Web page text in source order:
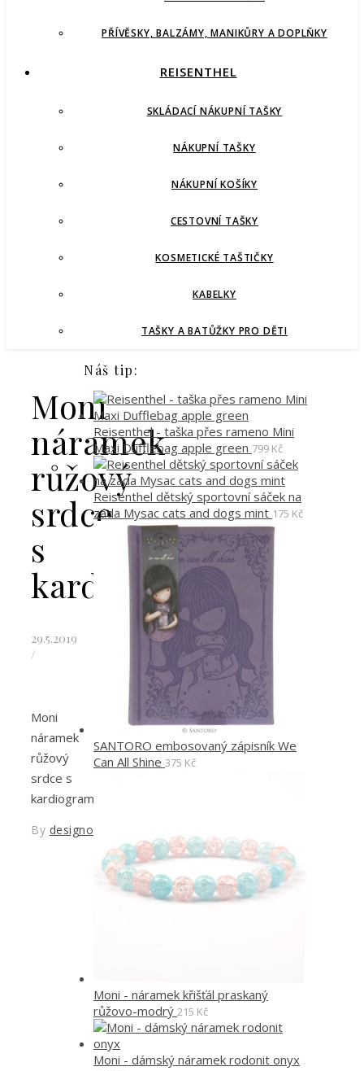
PŘÍVĚSKY, BALZÁMY, MANIKŮRY A DOPLŇKY
REISENTHEL
SKLÁDACÍ NÁKUPNÍ TAŠKY
NÁKUPNÍ TAŠKY
NÁKUPNÍ KOŠÍKY
CESTOVNÍ TAŠKY
KOSMETICKÉ TAŠTIČKY
KABELKY
TAŠKY A BATŮŽKY PRO DĚTI
Moni
náramek
růžový
srdce
s
kardiogramem
29.5.2019
/
Moni
náramek
růžový
srdce s
kardiogramem
By designoved
Náš tip:
Reisenthel - taška přes rameno Mini
Maxi Dufflebag apple green 799 Kč
Reisenthel dětský sportovní sáček na
záda Mysac cats and dogs mint 175 Kč
SANTORO embosovaný zápisník We
Can All Shine 375 Kč
Moni - náramek křišťál praskaný
růžovo-modrý 215 Kč
Moni - dámský náramek rodonit onyx